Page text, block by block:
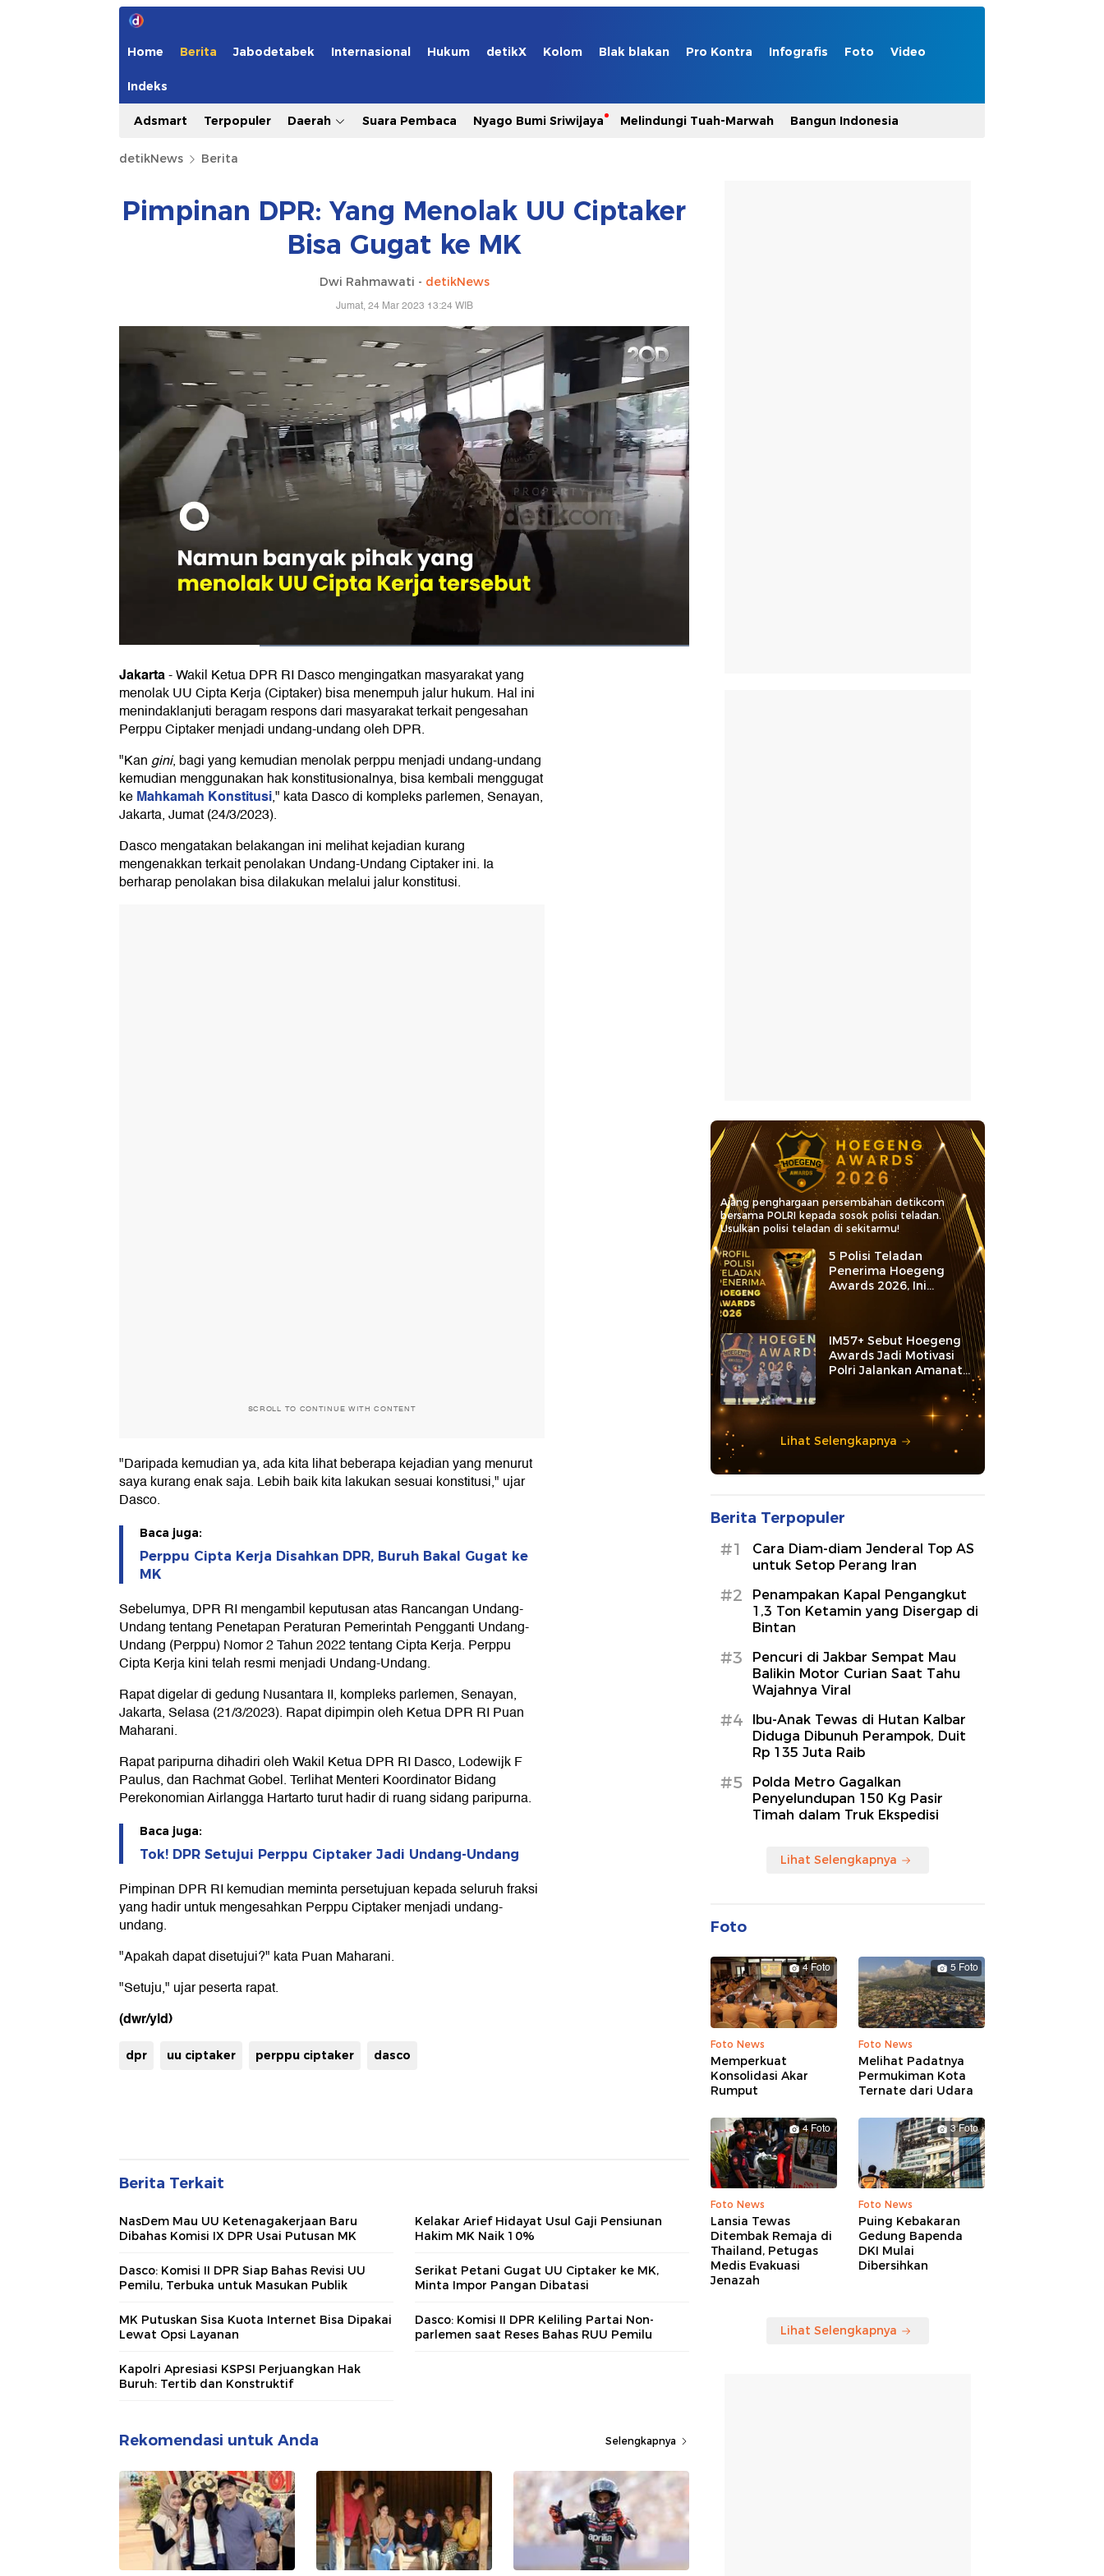
Home Berita Jabodetabek Internasional Hukum detikX Kolom Blak blakan Pro Kontra Infografis Foto Video
Indeks
Adsmart Terpopuler Daerah Suara Pembaca Nyago Bumi Sriwijaya Melindungi Tuah-Marwah Bangun Indonesia
detikNews Berita
Pimpinan DPR: Yang Menolak UU Ciptaker
Bisa Gugat ke MK
Dwi Rahmawati - detikNews
Jumat, 24 Mar 2023 13:24 WIB
Jakarta-Wakil Ketua DPR RI Dasco mengingatkan masyarakat yang
menolak UU Cipta Kerja (Ciptaker) bisa menempuh jalur hukum. Hal ini
menindaklanjuti beragam respons dari masyarakat terkait pengesahan
Perppu Ciptaker menjadi undang-undang oleh DPR.
"Kangini, bagi yang kemudian menolak perppu menjadi undang-undang
kemudian menggunakan hak konstitusionalnya, bisa kembali menggugat
keMahkamah Konstitusi," kata Dasco di kompleks parlemen, Senayan,
Jakarta, Jumat (24/3/2023).
Dasco mengatakan belakangan ini melihat kejadian kurang
mengenakkan terkait penolakan Undang-Undang Ciptaker ini. Ia
berharap penolakan bisa dilakukan melalui jalur konstitusi.
SCROLL TO CONTINUE WITH CONTENT
"Daripada kemudian ya, ada kita lihat beberapa kejadian yang menurut
saya kurang enak saja. Lebih baik kita lakukan sesuai konstitusi," ujar
Dasco.
Baca juga:
Perppu Cipta Kerja Disahkan DPR, Buruh Bakal Gugat ke
MK
Sebelumya, DPR RI mengambil keputusan atas Rancangan Undang-
Undang tentang Penetapan Peraturan Pemerintah Pengganti Undang-
Undang (Perppu) Nomor 2 Tahun 2022 tentang Cipta Kerja. Perppu
Cipta Kerja kini telah resmi menjadi Undang-Undang.
Rapat digelar di gedung Nusantara II, kompleks parlemen, Senayan,
Jakarta, Selasa (21/3/2023). Rapat dipimpin oleh Ketua DPR RI Puan
Maharani.
Rapat paripurna dihadiri oleh Wakil Ketua DPR RI Dasco, Lodewijk F
Paulus, dan Rachmat Gobel. Terlihat Menteri Koordinator Bidang
Perekonomian Airlangga Hartarto turut hadir di ruang sidang paripurna.
Baca juga:
Tok! DPR Setujui Perppu Ciptaker Jadi Undang-Undang
Pimpinan DPR RI kemudian meminta persetujuan kepada seluruh fraksi
yang hadir untuk mengesahkan Perppu Ciptaker menjadi undang-
undang.
"Apakah dapat disetujui?" kata Puan Maharani.
"Setuju," ujar peserta rapat.
(dwr/yld)
dpr uu ciptaker perppu ciptaker dasco
Berita Terkait
NasDem Mau UU Ketenagakerjaan Baru
Dibahas Komisi IX DPR Usai Putusan MK
Kelakar Arief Hidayat Usul Gaji Pensiunan
Hakim MK Naik 10%
Dasco: Komisi II DPR Siap Bahas Revisi UU
Pemilu, Terbuka untuk Masukan Publik
Serikat Petani Gugat UU Ciptaker ke MK,
Minta Impor Pangan Dibatasi
MK Putuskan Sisa Kuota Internet Bisa Dipakai
Lewat Opsi Layanan
Dasco: Komisi II DPR Keliling Partai Non-
parlemen saat Reses Bahas RUU Pemilu
Kapolri Apresiasi KSPSI Perjuangkan Hak
Buruh: Tertib dan Konstruktif
Rekomendasi untuk Anda Selengkapnya
Ajang penghargaan persembahan detikcom
bersama POLRI kepada sosok polisi teladan.
Usulkan polisi teladan di sekitarmu!
5 Polisi Teladan
Penerima Hoegeng
Awards 2026, Ini
Kategori dan Kiprahnya
IM57+ Sebut Hoegeng
Awards Jadi Motivasi
Polri Jalankan Amanat
Lihat Selengkapnya
Berita Terpopuler
#1
Cara Diam-diam Jenderal Top AS
untuk Setop Perang Iran
#2
Penampakan Kapal Pengangkut
1,3 Ton Ketamin yang Disergap di
Bintan
#3
Pencuri di Jakbar Sempat Mau
Balikin Motor Curian Saat Tahu
Wajahnya Viral
#4
Ibu-Anak Tewas di Hutan Kalbar
Diduga Dibunuh Perampok, Duit
Rp 135 Juta Raib
#5
Polda Metro Gagalkan
Penyelundupan 150 Kg Pasir
Timah dalam Truk Ekspedisi
Lihat Selengkapnya
Foto
4 Foto
Foto News
Memperkuat
Konsolidasi Akar
Rumput
5 Foto
Foto News
Melihat Padatnya
Permukiman Kota
Ternate dari Udara
4 Foto
Foto News
Lansia Tewas
Ditembak Remaja di
Thailand, Petugas
Medis Evakuasi
Jenazah
3 Foto
Foto News
Puing Kebakaran
Gedung Bapenda
DKI Mulai
Dibersihkan
Lihat Selengkapnya